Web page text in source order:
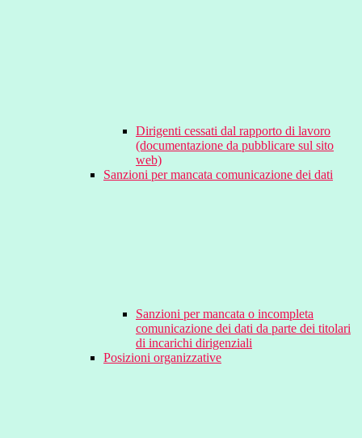
Dirigenti cessati dal rapporto di lavoro
(documentazione da pubblicare sul sito
web)
Sanzioni per mancata comunicazione dei dati
Sanzioni per mancata o incompleta
comunicazione dei dati da parte dei titolari
di incarichi dirigenziali
Posizioni organizzative